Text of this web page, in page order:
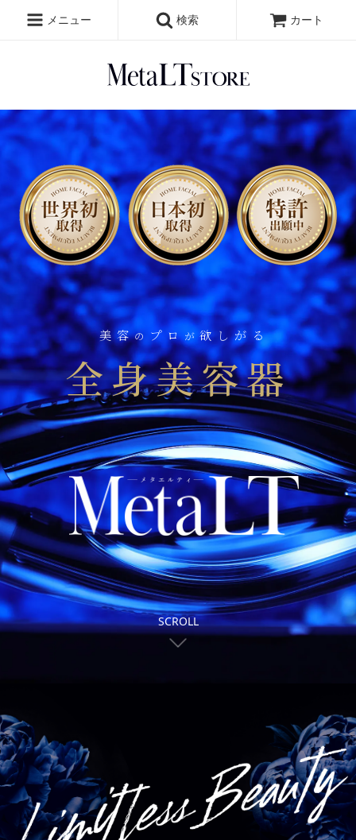
メニュー 検索 カート
美容の プロが 欲しがる
全身美容器
SCROLL